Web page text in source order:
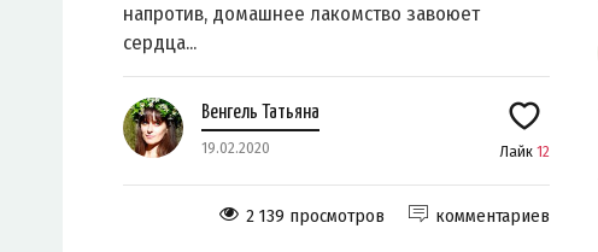
напротив, домашнее лакомство завоюет
сердца...
Венгель Татьяна
19.02.2020 Лайк 12
комментариев
2 139 просмотров